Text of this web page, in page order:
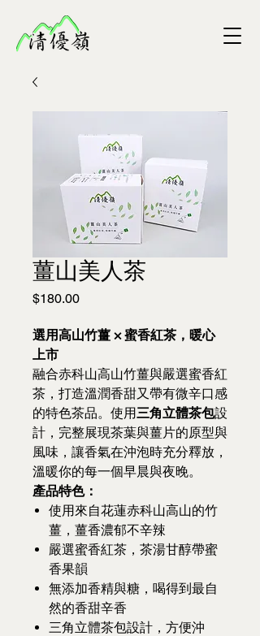
薑山美人茶
$180.00價
選用高山竹薑 × 蜜香紅茶，暖心
上市
融合赤科山高山竹薑與嚴選蜜香紅
茶，打造溫潤香甜又帶有微辛口感
的特色茶品。使用三角立體茶包設
計，完整展現茶葉與薑片的原型與
風味，讓香氣在沖泡時充分釋放，
溫暖你的每一個早晨與夜晚。
產品特色：
使用來自花蓮赤科山高山的竹
薑，薑香濃郁不辛辣
嚴選蜜香紅茶，茶湯甘醇帶蜜
香果韻
無添加香精與糖，喝得到最自
然的香甜辛香
三角立體茶包設計，方便沖